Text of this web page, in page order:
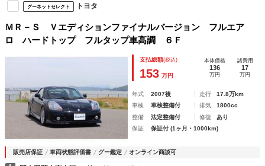
グーネットセレクト トヨタ
ＭＲ－Ｓ Ｖエディションファイナルバージョン フルエア
ロ ハードトップ フルタップ車高調 ６Ｆ
支払総額(税込)
153 万円
本体価格
136
万円
諸費用
17
万円
年式 2007後 走行
17.8万km
車検
車検整備付 排気
1800cc
整備
法定整備付 修復
あり
保証
保証付 (1ヶ月・1000km)
販売店保証 車両状態評価書 グー鑑定 オンライン商談可